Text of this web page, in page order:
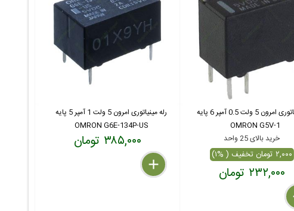
رله مینیاتوری امرون 5 ولت 0.5 آمپر 6 پایه
OMRON G5V-1
خرید بالای 25 واحد
۲,۰۰۰ تومان تخفیف ( %۱)
۲۳۲,۰۰۰ تومان
رله مینیاتوری امرون 5 ولت 1 آمپر 5 پایه
OMRON G6E-134P-US
۳۸۵,۰۰۰ تومان
delete
remove
add